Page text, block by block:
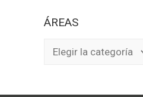
ÁREAS